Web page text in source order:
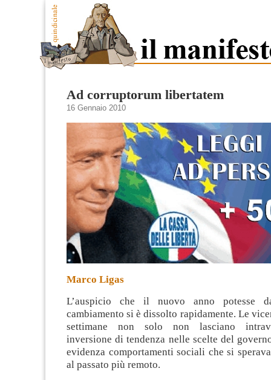
Ad corruptorum libertatem
16 Gennaio 2010
Marco Ligas
L’auspicio che il nuovo anno potesse
cambiamento si è dissolto rapidamente. Le
settimane non solo non lasciano
inversione di tendenza nelle scelte del
evidenza comportamentisociali che si sperava
al passato più remoto.